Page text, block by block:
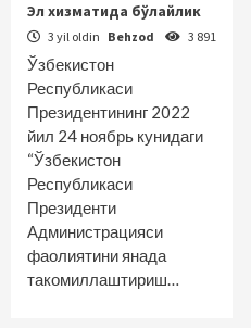
Эл хизматида бўлайлик
3 yil oldin Behzod 3 891
Ўзбекистон
Республикаси
Президентининг 2022
йил 24 ноябрь кунидаги
“Ўзбекистон
Республикаси
Президенти
Администрацияси
фаолиятини янада
такомиллаштириш…